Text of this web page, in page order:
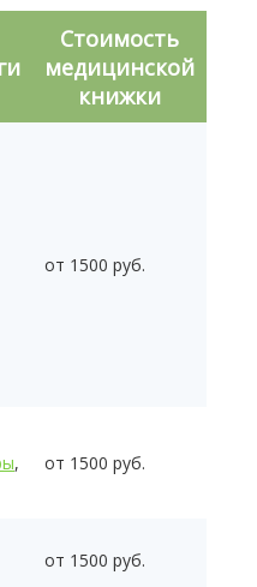
Стоимость
медицинской
книжки
от 1500 руб.
,
от 1500 руб.
от 1500 руб.